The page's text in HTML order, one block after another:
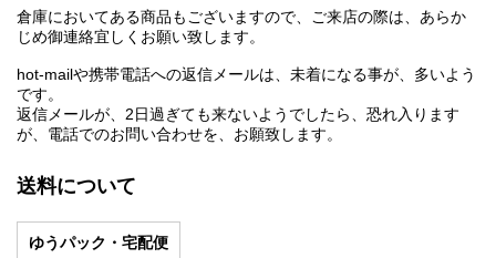
倉庫においてある商品もございますので、ご来店の際は、あらか
じめ御連絡宜しくお願い致します。
hot-mailや携帯電話への返信メールは、未着になる事が、多いよう
です。
返信メールが、2日過ぎても来ないようでしたら、恐れ入ります
が、電話でのお問い合わせを、お願致します。
送料について
ゆうパック・宅配便